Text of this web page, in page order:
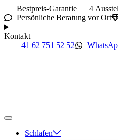
Bestpreis-Garantie
4
Persönliche Beratung vor Ort
Kontakt
+41 62 751 52 52
Schlafen